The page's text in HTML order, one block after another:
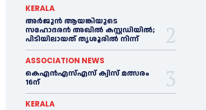
KERALA
അര്‍ജുന്‍ ആയങ്കിയുടെ
സഹോദരന്‍ അഖില്‍ കസ്റ്റഡിയില്‍;
പിടിയിലായത് തൃശൂരില്‍ നിന്ന്
ASSOCIATION NEWS
കെഎൻഎസ്എസ് ക്വിസ് മത്സരം
16ന്
KERALA